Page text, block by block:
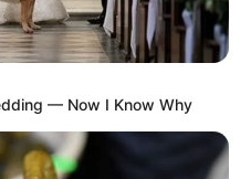
— Now I Know Why